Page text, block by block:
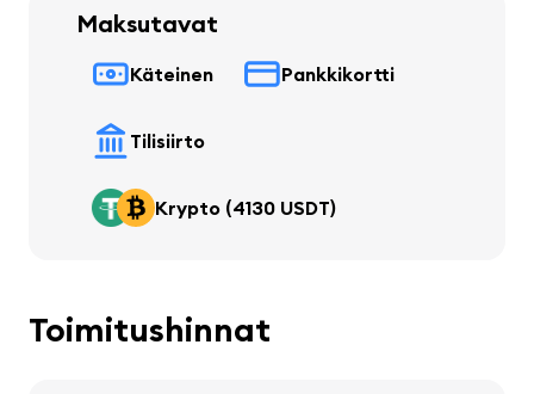
Maksutavat
Käteinen Pankkikortti
Tilisiirto
Krypto (4130 USDT)
Toimitushinnat